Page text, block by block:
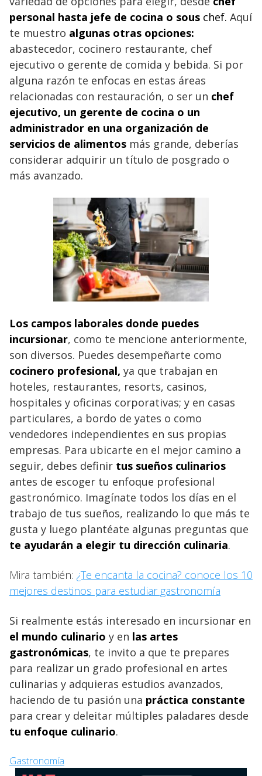
personal hasta jefe de cocina o sous chef. Aquí
te muestro algunas otras opciones:
abastecedor, cocinero restaurante, chef
ejecutivo o gerente de comida y bebida. Si por
alguna razón te enfocas en estas áreas
relacionadas con restauración, o ser un chef
ejecutivo, un gerente de cocina o un
administrador en una organización de
servicios de alimentos más grande, deberías
considerar adquirir un título de posgrado o
más avanzado.
Los campos laborales donde puedes
incursionar, como te mencione anteriormente,
son diversos. Puedes desempeñarte como
cocinero profesional, ya que trabajan en
hoteles, restaurantes, resorts, casinos,
hospitales y oficinas corporativas; y en casas
particulares, a bordo de yates o como
vendedores independientes en sus propias
empresas. Para ubicarte en el mejor camino a
seguir, debes definir tus sueños culinarios
antes de escoger tu enfoque profesional
gastronómico. Imagínate todos los días en el
trabajo de tus sueños, realizando lo que más te
gusta y luego plantéate algunas preguntas que
te ayudarán a elegir tu dirección culinaria.
Mira también: ¿Te encanta la cocina? conoce los 10
mejores destinos para estudiar gastronomía
Si realmente estás interesado en incursionar en
el mundo culinario y en las artes
gastronómicas, te invito a que te prepares
para realizar un grado profesional en artes
culinarias y adquieras estudios avanzados,
haciendo de tu pasión una práctica constante
para crear y deleitar múltiples paladares desde
tu enfoque culinario.
Gastronomía